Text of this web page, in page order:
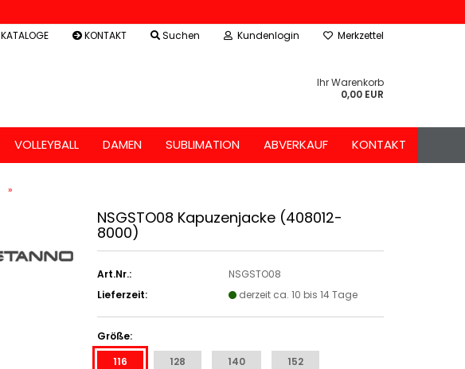
KATALOGE KONTAKT Suchen Kundenlogin
Merkzettel
Ihr Warenkorb
0,00 EUR
VOLLEYBALL DAMEN SUBLIMATION ABVERKAUF KONTAKT
»
NSGSTO08 Kapuzenjacke (408012-
8000)
Art.Nr.:
NSGSTO08
Lieferzeit:
derzeit ca. 10 bis 14 Tage
Größe:
116
128 140 152